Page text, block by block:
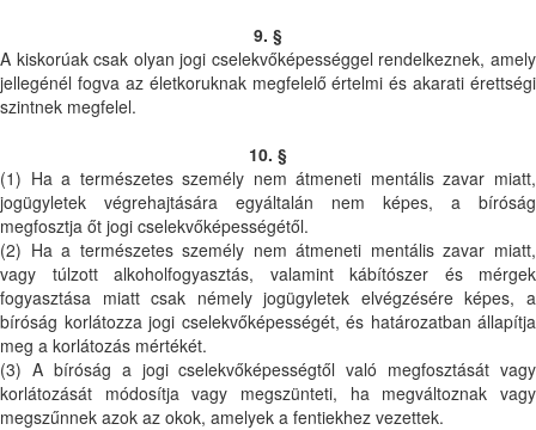
9. §
A kiskorúak csak olyan jogi cselekvőképességgel rendelkeznek, amely
jellegénél fogva az életkoruknak megfelelő értelmi és akarati érettségi
szintnek megfelel.
10. §
(1) Ha a természetes személy nem átmeneti mentális zavar miatt,
jogügyletek végrehajtására egyáltalán nem képes, a bíróság
megfosztja őt jogi cselekvőképességétől.
(2) Ha a természetes személy nem átmeneti mentális zavar miatt,
vagy túlzott alkoholfogyasztás, valamint kábítószer és mérgek
fogyasztása miatt csak némely jogügyletek elvégzésére képes, a
bíróság korlátozza jogi cselekvőképességét, és határozatban állapítja
meg a korlátozás mértékét.
(3) A bíróság a jogi cselekvőképességtől való megfosztását vagy
korlátozását módosítja vagy megszünteti, ha megváltoznak vagy
megszűnnek azok az okok, amelyek a fentiekhez vezettek.